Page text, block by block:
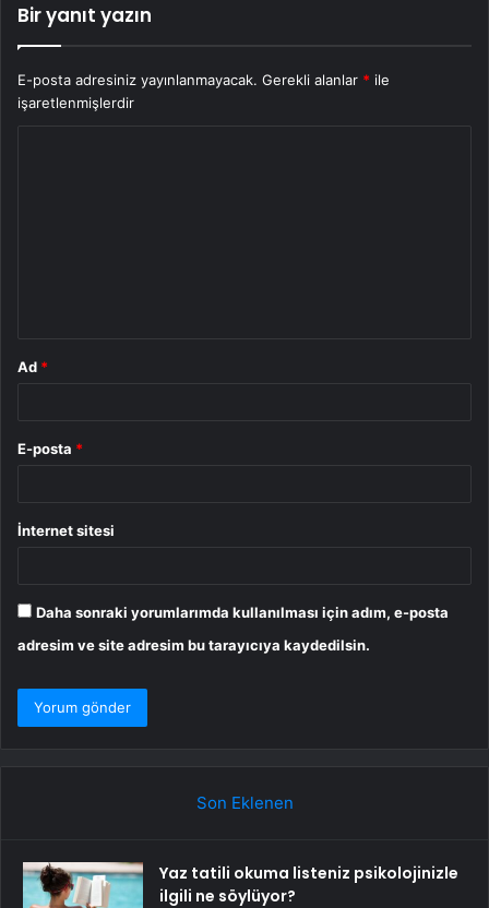
Bir yanıt yazın
E-posta adresiniz yayınlanmayacak. Gerekli alanlar * ile
işaretlenmişlerdir
Ad *
E-posta *
İnternet sitesi
Daha sonraki yorumlarımda kullanılması için adım, e-posta
adresim ve site adresim bu tarayıcıya kaydedilsin.
Son Eklenen
Yaz tatili okuma listeniz psikolojinizle
ilgili ne söylüyor?